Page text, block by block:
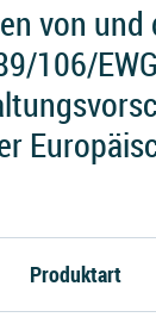
von
106/
Produktart